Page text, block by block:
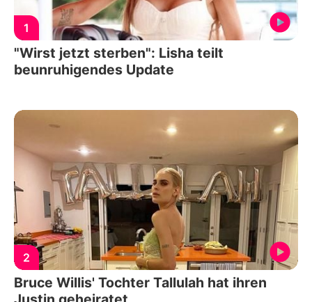
1
"Wirst jetzt sterben": Lisha teilt
beunruhigendes Update
2
Bruce Willis' Tochter Tallulah hat ihren